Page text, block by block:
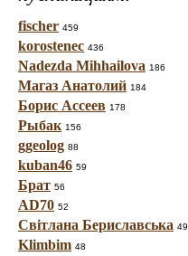
fischer 459
korostenec 436
Nadezda Mihhailova 186
Магаз Анатолий 184
Борис Ассеев 178
Рыбак 156
ggeolog 88
kuban46 59
Брат 56
AD70 52
Світлана Бериславська 49
Klimbim 48